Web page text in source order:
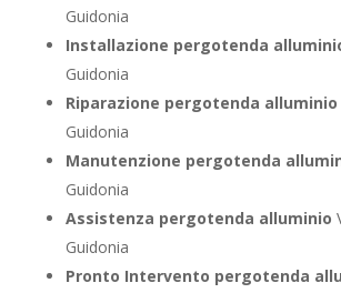
Guidonia
Installazione pergotenda
Guidonia
Riparazione pergotenda alluminio
Guidonia
Manutenzione pergotenda
Guidonia
Assistenza pergotenda alluminio
Guidonia
Pronto Intervento pergotenda